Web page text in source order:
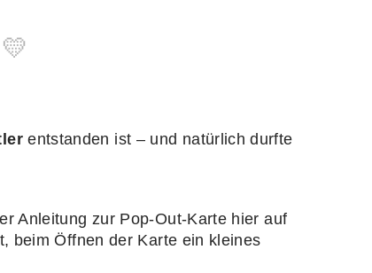
entstanden ist – und natürlich durfte
Anleitung zur Pop‑Out‑Karte hier auf
beim Öffnen der Karte ein kleines